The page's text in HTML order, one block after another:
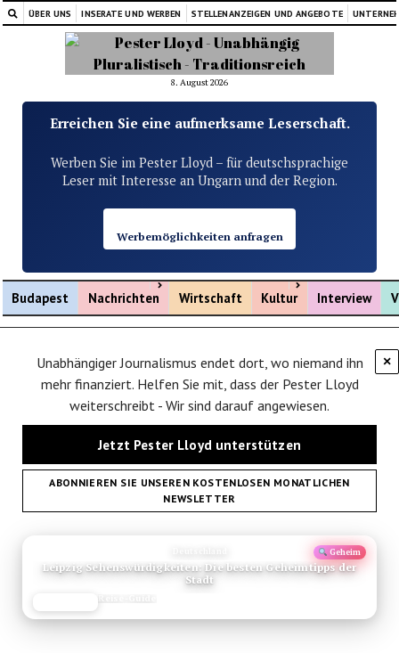
ÜBER UNS INSERATE UND WERBEN STELLENANZEIGEN UND ANGEBOTE
8. August 2026
Erreichen Sie eine aufmerksame Leserschaft.
Werben Sie im Pester Lloyd – für deutschsprachige
Leser mit Interesse an Ungarn und der Region.
Werbemöglichkeiten anfragen
Budapest Nachrichten
Menü öffnen
Wirtschaft Kultur
Menü öffnen
Interview
×
Unabhängiger Journalismus endet dort, wo niemand ihn
mehr finanziert. Helfen Sie mit, dass der Pester Lloyd
weiterschreibt - Wir sind darauf angewiesen.
Jetzt Pester Lloyd unterstützen
ABONNIEREN SIE UNSEREN KOSTENLOSEN MONATLICHEN
NEWSLETTER
Geheim
Leipzig Sehenswürdigkeiten: Die besten Geheimtipps der
Stadt
Reise-Guide